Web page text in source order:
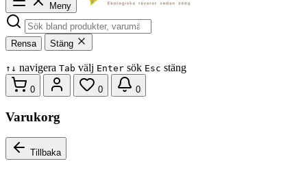
Meny
Rensa Stäng
↑ ↓ navigera Tab välj Enter sök Esc stäng
0 0 0
Varukorg
Tillbaka